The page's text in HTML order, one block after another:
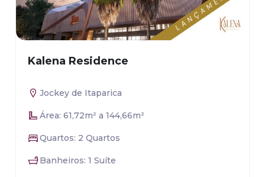
Kalena Residence
Jockey de Itaparica
Área: 61,72m² a 144,66m²
Quartos: 2 Quartos
Banheiros: 1 Suíte